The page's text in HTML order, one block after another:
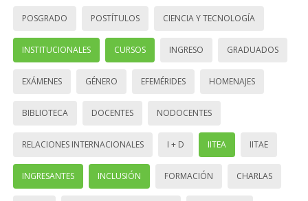
POSGRADO POSTÍTULOS CIENCIA Y TECNOLOGÍA
INSTITUCIONALES CURSOS INGRESO GRADUADOS
EXÁMENES GÉNERO EFEMÉRIDES HOMENAJES
BIBLIOTECA DOCENTES NODOCENTES
RELACIONES INTERNACIONALES I + D IITEA IITAE
INGRESANTES INCLUSIÓN FORMACIÓN CHARLAS